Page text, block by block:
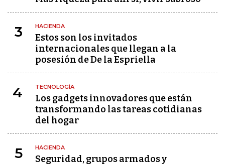
3 HACIENDA
Estos son los invitados
internacionales que llegan a la
posesión de De la Espriella
4 TECNOLOGÍA
Los gadgets innovadores que están
transformando las tareas cotidianas
del hogar
5 HACIENDA
Seguridad, grupos armados y